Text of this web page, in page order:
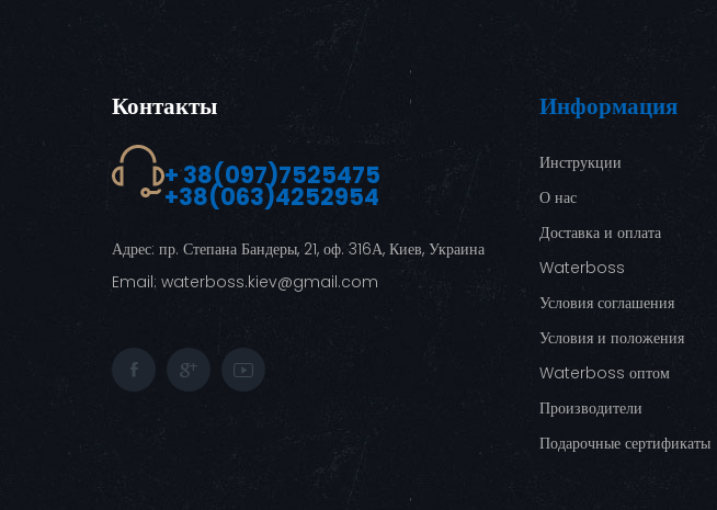
Контакты
+ 38(097)7525475
+38(063)4252954
Адрес: пр. Степана Бандеры, 21, оф. 316А, Киев, Украина
Email: waterboss.kiev@gmail.com
Информация
Инструкции
О нас
Доставка и оплата
Waterboss
Условия соглашения
Условия и положения
Waterboss оптом
Производители
Подарочные сертификаты